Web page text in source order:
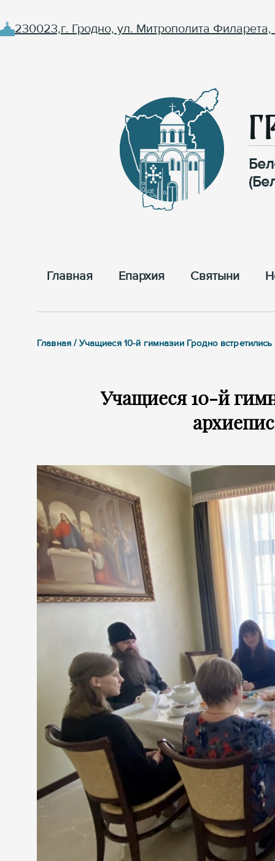
230023,г. Гродно, ул. Митрополита Филарета,
Главная Епархия Cвятыни
Главная / Учащиеся 10-й гимназии Гродно
Учащиеся 10-й